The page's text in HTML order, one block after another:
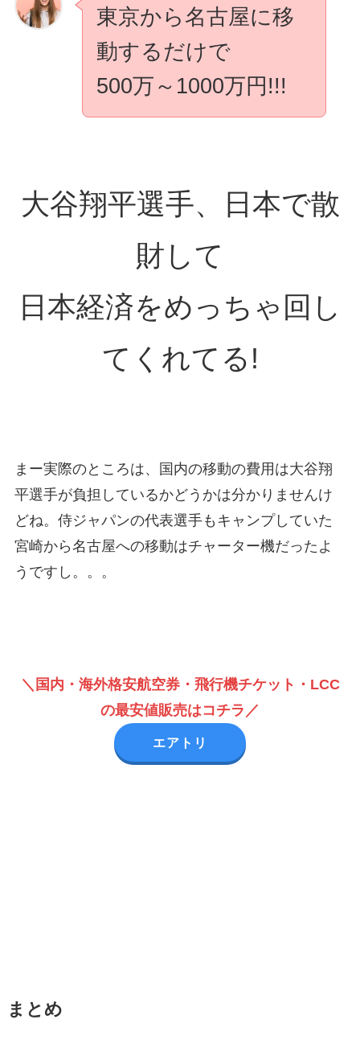
東京から名古屋に移
動するだけで
500万～1000万円!!!
大谷翔平選手、日本で散
財して
日本経済をめっちゃ回し
てくれてる!
まー実際のところは、国内の移動の費用は大谷翔
平選手が負担しているかどうかは分かりませんけ
どね。侍ジャパンの代表選手もキャンプしていた
宮崎から名古屋への移動はチャーター機だったよ
うですし。。。
＼国内・海外格安航空券・飛行機チケット・LCC
の最安値販売はコチラ／
エアトリ
まとめ